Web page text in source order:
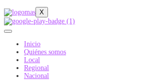
X
Inicio
Quiénes somos
Local
Regional
Nacional